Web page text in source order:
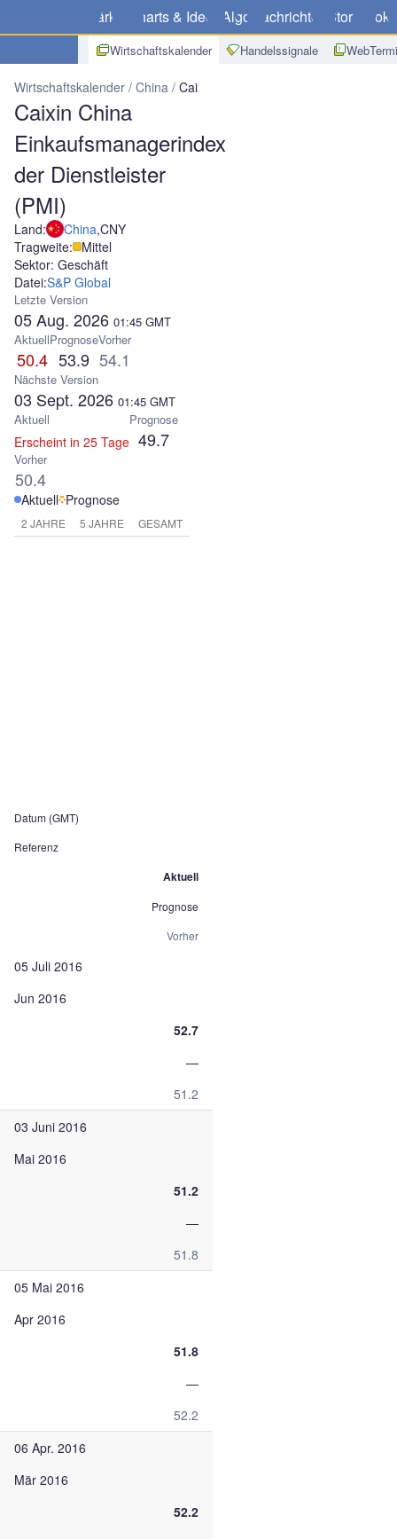
Märkte Charts & Ideen Algo Nachrichten Store
Wirtschaftskalender Handelssignale
Wirtschaftskalender China Caixin China Einkaufsmanagerindex
Caixin China
Einkaufsmanagerindex
der Dienstleister
(PMI)
Land: China,CNY
Tragweite: Mittel
Sektor: Geschäft
Datei:S&P Global
Letzte Version
05 Aug. 2026 01:45 GMT
Aktuell
50.4
Prognose
53.9
Vorher
54.1
Nächste Version
03 Sept. 2026 01:45 GMT
Aktuell
Erscheint in 25 Tage
Prognose
49.7
Vorher
50.4
Aktuell Prognose
2 JAHRE 5 JAHRE GESAMT
Datum (GMT)
Referenz
Aktuell
Prognose
Vorher
05 Juli 2016
Jun 2016
52.7
—
51.2
03 Juni 2016
Mai 2016
51.2
—
51.8
05 Mai 2016
Apr 2016
51.8
—
52.2
06 Apr. 2016
Mär 2016
52.2